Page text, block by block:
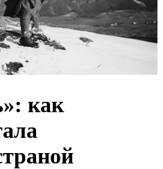
как